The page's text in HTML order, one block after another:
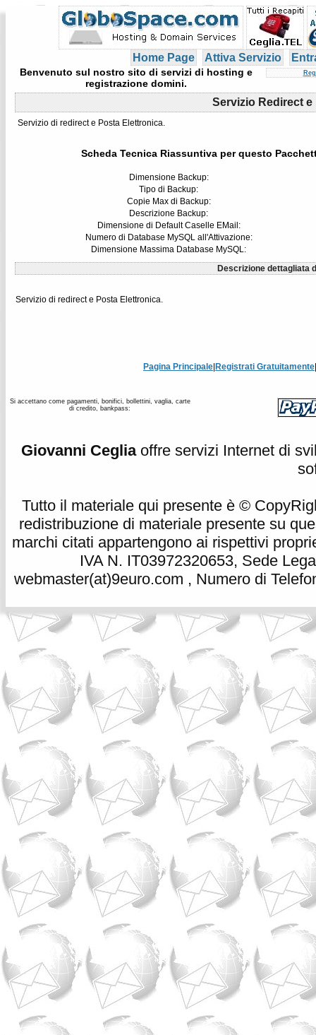
Home Page Attiva Servizio
Benvenuto sul nostro sito di servizi di hosting e
registrazione domini.
Servizio Redirect e
Servizio di redirect e Posta Elettronica.
Scheda Tecnica Riassuntiva per questo
Dimensione Backup:
Tipo di Backup:
Copie Max di Backup:
Descrizione Backup:
Dimensione di Default Caselle EMail:
Numero di Database MySQL all'Attivazione:
Dimensione Massima Database MySQL:
Descrizione dettagliata
Servizio di redirect e Posta Elettronica.
Pagina Principale Registrati Gratuitamente
Si accettano come pagamenti, bonifici, bollettini, vaglia, carte
di credito, bankpass:
Giovanni Cegliaoffre servizi Internet di
Tutto il materiale qui presente è ©
redistribuzione di materiale presente su
marchi citati appartengono ai rispettivi
IVA N. IT03972320653, Sede
webmaster(at)9euro.com , Numero di